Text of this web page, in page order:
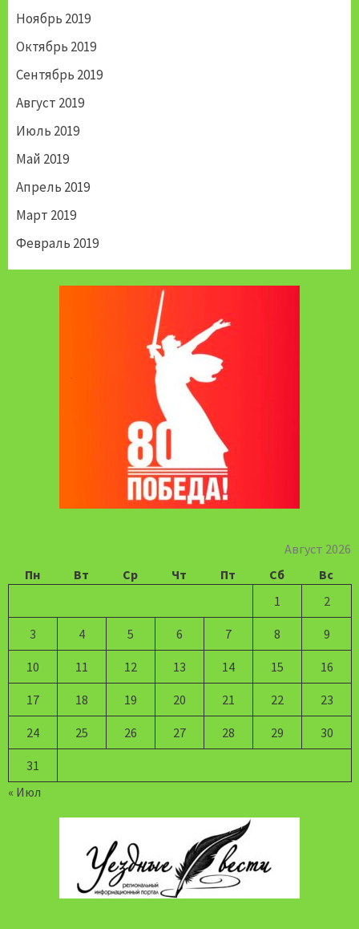
Ноябрь 2019
Октябрь 2019
Сентябрь 2019
Август 2019
Июль 2019
Май 2019
Апрель 2019
Март 2019
Февраль 2019
Август 2026
Пн
Вт Ср Чт Пт Сб
Вс
1
2
3 4 5 6 7 8 9
10 11 12 13 14 15 16
17 18 19 20 21 22 23
24 25 26 27 28 29 30
31
« Июл